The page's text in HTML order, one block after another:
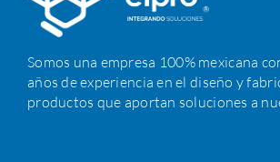
Somos una empresa 100% mexicana
años de experiencia en el diseño y
productos que aportan soluciones a